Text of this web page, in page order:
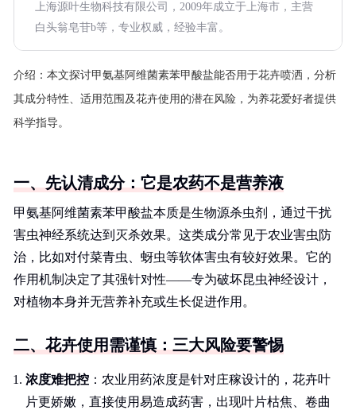
上海源叶生物科技有限公司，2009年成立于上海市，主营
白头翁皂苷b等，专业权威，经验丰富。
介绍： 本文探讨甲氨基阿维菌素苯甲酸盐能否用于花卉喷洒，分析
其成分特性、适用范围及花卉使用的潜在风险，为养花爱好者提供
科学指导。
一、先认清成分：它是农药不是营养液
甲氨基阿维菌素苯甲酸盐本质是生物源杀虫剂，通过干扰
害虫神经系统达到灭杀效果。这类成分常见于农业害虫防
治，比如对付菜青虫、蚜虫等软体害虫有较好效果。它的
作用机制决定了其强针对性——专为破坏昆虫神经设计，
对植物本身并无营养补充或生长促进作用。
二、花卉使用需谨慎：三大风险要警惕
浓度难把控 ：农业用药浓度是针对庄稼设计的，花卉叶
片更娇嫩，直接使用易造成药害，出现叶片枯焦、卷曲